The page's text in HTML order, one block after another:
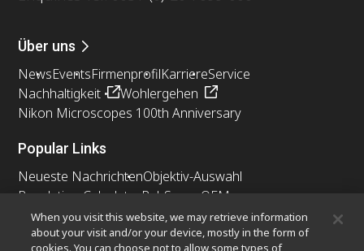
Über uns
NewsEventsFirmenprofilKarriereService
Nachhaltigkeit
Wohlergehen
Nikon Microscopes 100th Anniversary
Popular Links
Neueste NachrichtenObjektiv-Auswahl
Resolution Calculator PubScope OEM
Nikon Small World
MicroscopyU
When you visit this website, we may retrieve information
about your visit and/or your device, mostly in the form of
cookies. You can choose not to allow some types of